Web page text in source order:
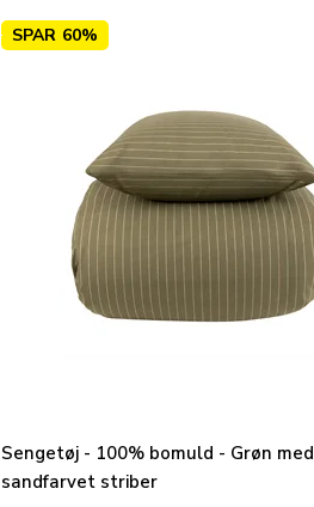
SPAR 60%
Sengetøj - 100% bomuld - Grøn med
sandfarvet striber